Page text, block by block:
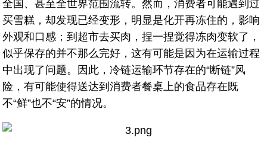
全国、甚至全世界范围流转。然而，消费者可能遇到过
买雪糕，却发现已经变形，明显是化开再冻住的，影响
外观和口感；到超市去买肉，捏一捏觉得冻肉变软了，
似乎保存的并不那么完好，这有可能是因为在运输过程
中出现了问题。因此，冷链运输环节存在的“断链”风
险，有可能使得送达到消费者餐桌上的食品存在既
不“鲜”也不“安”的情况。